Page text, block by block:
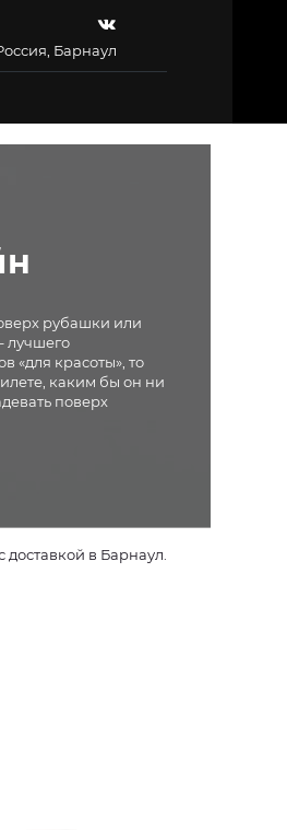
Барнаул
рубашки или
лучшего
«для красоты», то
каким бы он ни
поверх
в Барнаул.